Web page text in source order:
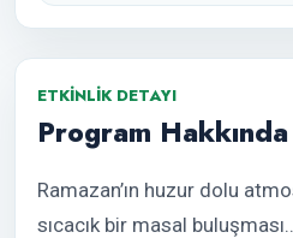
ETKINLIK DETAYI
Program Hakkında
Ramazan’ın huzur dolu
sıcacık bir masal